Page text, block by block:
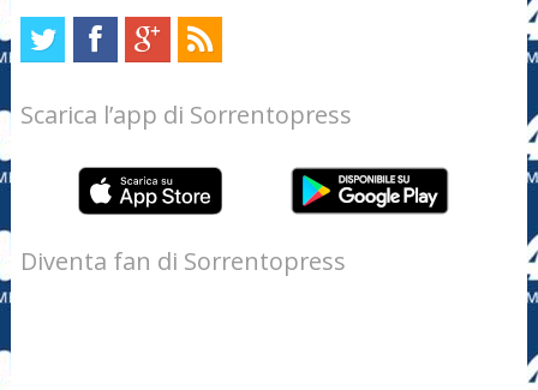
Scarica l’app di Sorrentopress
Diventa fan di Sorrentopress